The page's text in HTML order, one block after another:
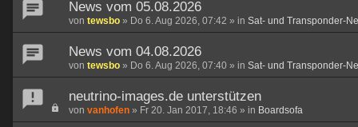
News vom 05.08.2026
von tewsbo » Do 6. Aug 2026, 07:42 » in Sat- und Transponder-
News vom 04.08.2026
von tewsbo » Do 6. Aug 2026, 07:40 » in Sat- und Transponder-
neutrino-images.de unterstützen
von vanhofen » Fr 20. Jan 2017, 18:46 » in Boardsofa